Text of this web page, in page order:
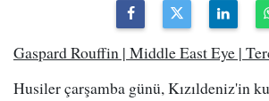
Gaspard Rouffin | Middle East Eye |
Husiler çarşamba günü, Kızıldeniz'in